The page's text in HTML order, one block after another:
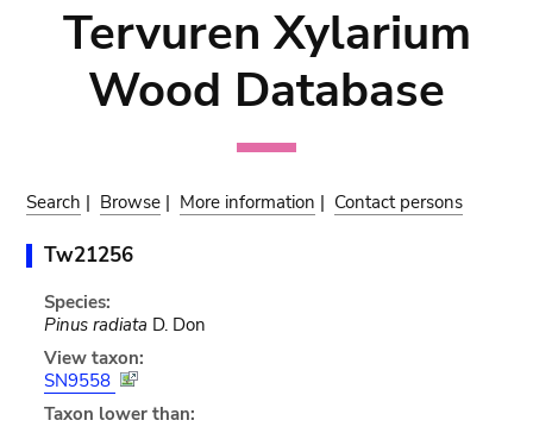
Tervuren Xylarium
Wood Database
Search | Browse | More information | Contact persons
Tw21256
Species:
Pinus radiata D. Don
View taxon:
SN9558
Taxon lower than: